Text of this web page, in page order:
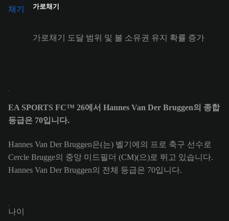
가로채기
가로채기 도달 범위 및 볼 소유권 유지 확률 증가
EA SPORTS FC™ 26에서 Hannes Van Der Bruggen의 종합
등급은 70입니다.
Hannes Van Der Bruggen은(는) 벨기에의 프로 축구 선수로
Cercle Brugge의 중앙 미드필더 (CM)(으)로 뛰고 있습니다.
Hannes Van Der Bruggen의 전체 등급은 70입니다.
나이